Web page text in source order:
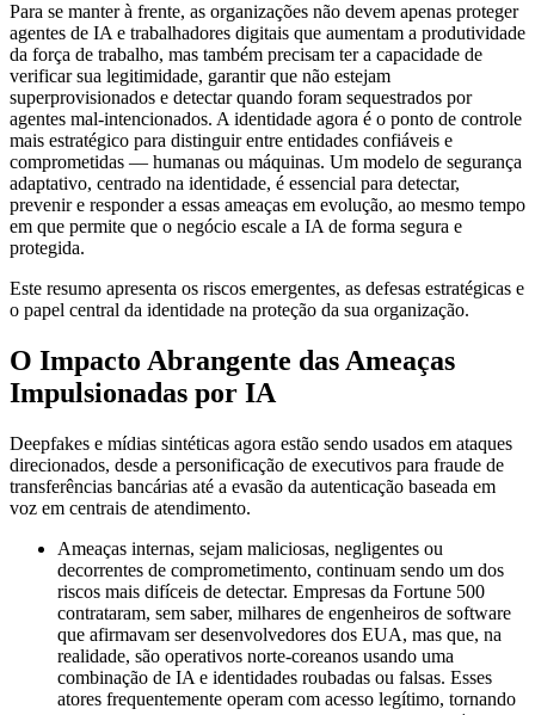
Para se manter à frente, as organizações não devem apenas proteger
agentes de IA e trabalhadores digitais que aumentam a produtividade
da força de trabalho, mas também precisam ter a capacidade de
verificar sua legitimidade, garantir que não estejam
superprovisionados e detectar quando foram sequestrados por
agentes mal-intencionados. A identidade agora é o ponto de controle
mais estratégico para distinguir entre entidades confiáveis e
comprometidas — humanas ou máquinas. Um modelo de segurança
adaptativo, centrado na identidade, é essencial para detectar,
prevenir e responder a essas ameaças em evolução, ao mesmo tempo
em que permite que o negócio escale a IA de forma segura e
protegida.
Este resumo apresenta os riscos emergentes, as defesas estratégicas e
o papel central da identidade na proteção da sua organização.
O Impacto Abrangente das Ameaças
Impulsionadas por IA
Deepfakes e mídias sintéticas agora estão sendo usados em ataques
direcionados, desde a personificação de executivos para fraude de
transferências bancárias até a evasão da autenticação baseada em
voz em centrais de atendimento.
Ameaças internas, sejam maliciosas, negligentes ou
decorrentes de comprometimento, continuam sendo um dos
riscos mais difíceis de detectar. Empresas da Fortune 500
contrataram, sem saber, milhares de engenheiros de software
que afirmavam ser desenvolvedores dos EUA, mas que, na
realidade, são operativos norte-coreanos usando uma
combinação de IA e identidades roubadas ou falsas. Esses
atores frequentemente operam com acesso legítimo, tornando